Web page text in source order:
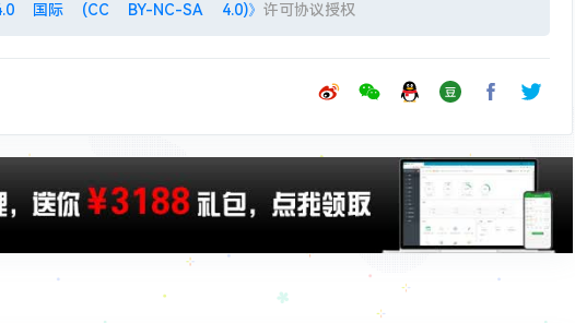
4.0 国际 (CC BY-NC-SA 4.0)》 许可协议授权